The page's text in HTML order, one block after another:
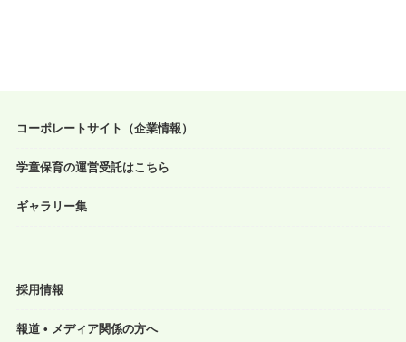
コーポレートサイト（企業情報）
学童保育の運営受託はこちら
ギャラリー集
採用情報
報道 • メディア関係の方へ